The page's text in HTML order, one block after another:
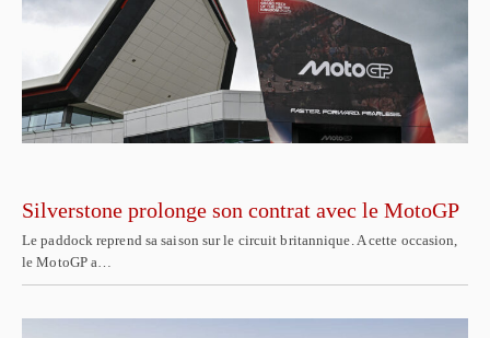
Silverstone prolonge son contrat avec le MotoGP
Le paddock reprend sa saison sur le circuit britannique. A cette occasion,
le MotoGP a…